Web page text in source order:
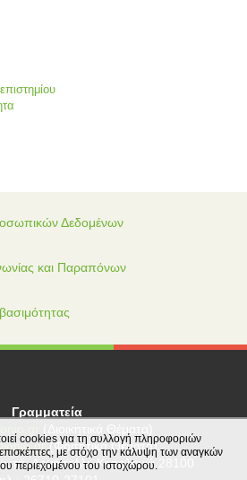
Δεδομένων
και Παραπόνων
Γραμματεία
(Φοιτητικά Θέματα)
Αργοστόλι, Κεφαλονιά 28100
cookies για τη συλλογή πληροφοριών
με στόχο την κάλυψη των αναγκών
περιεχομένου του ιστοχώρου.